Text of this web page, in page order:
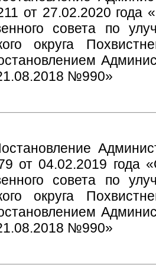
от 27.02.2020 года
совета по
округа
№990»
от 04.02.2019 года
совета по
округа
№990»